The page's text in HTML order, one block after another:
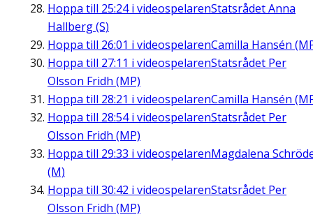
Hoppa till 25:24i videospelarenStatsrådet Anna
Hallberg (S)
Hoppa till 26:01 i videospelarenCamilla Hansén
Hoppa till 27:11 i videospelarenStatsrådet Per
Olsson Fridh (MP)
Hoppa till 28:21 i videospelarenCamilla Hansén
Hoppa till 28:54i videospelarenStatsrådet Per
Olsson Fridh (MP)
Hoppa till 29:33 i videospelarenMagdalena
(M)
Hoppa till 30:42 i videospelarenStatsrådet Per
Olsson Fridh (MP)